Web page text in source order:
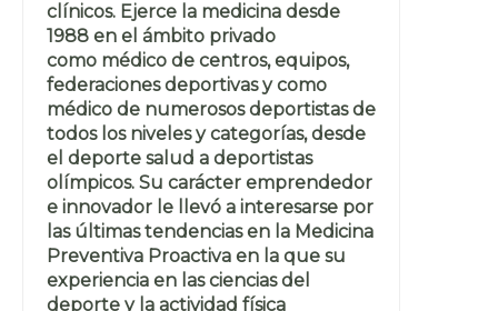
clínicos. Ejerce la medicina desde
1988 en el ámbito privado
como médico de centros, equipos,
federaciones deportivas y como
médico de numerosos deportistas de
todos los niveles y categorías, desde
el deporte salud a deportistas
olímpicos. Su carácter emprendedor
e innovador le llevó a interesarse por
las últimas tendencias en la Medicina
Preventiva Proactiva en la que su
experiencia en las ciencias del
deporte y la actividad física